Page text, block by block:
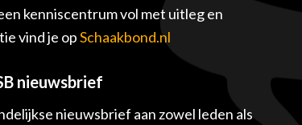
kenniscentrum vol met uitleg en
vind je opSchaakbond.nl
nieuwsbrief
nieuwsbrief aan zowel leden als